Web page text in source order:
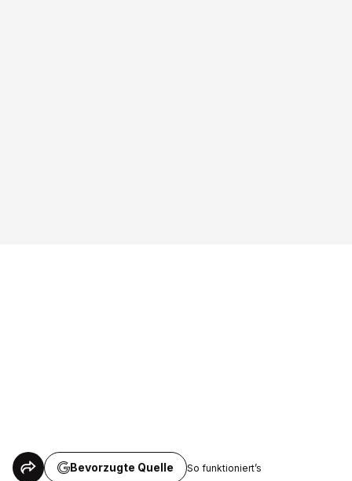
Bevorzugte Quelle So funktioniert’s